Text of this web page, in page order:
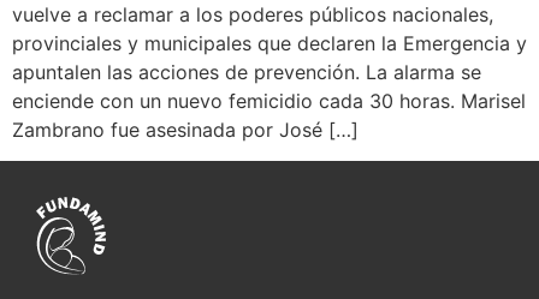
vuelve a reclamar a los poderes públicos nacionales,
provinciales y municipales que declaren la Emergencia y
apuntalen las acciones de prevención. La alarma se
enciende con un nuevo femicidio cada 30 horas. Marisel
Zambrano fue asesinada por José […]